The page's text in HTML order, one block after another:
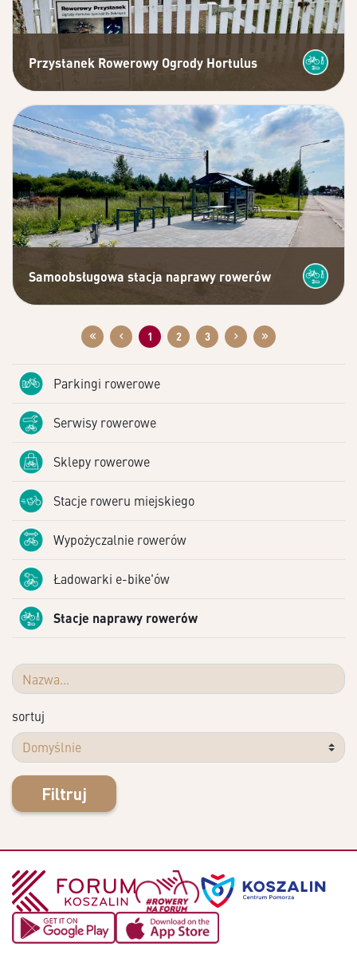
Przystanek Rowerowy Ogrody Hortulus
Samoobsługowa stacja naprawy rowerów
1 2 3
Parkingi rowerowe
Serwisy rowerowe
Sklepy rowerowe
Stacje roweru miejskiego
Wypożyczalnie rowerów
Ładowarki e-bike'ów
Stacje naprawy rowerów
sortuj
Filtruj